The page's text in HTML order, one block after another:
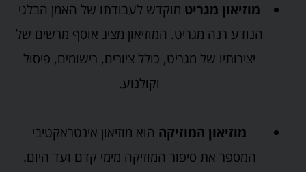
מוזיאון מגריט מוקדש לעבודתו של האמן הבלגי
הנודע רנה מגריט. המוזיאון מציג אוסף מרשים של
יצירותיו של מגריט, כולל ציורים, רישומים, פיסול
וקולנוע.
מוזיאון המוזיקה הוא מוזיאון אינטראקטיבי
המספר את סיפור המוזיקה מימי קדם ועד היום.